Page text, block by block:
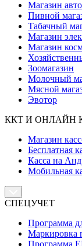
Магазин
Пивной
Табачный
Магазин
Магазин
Зоомагазин
Молочный
Мясной
Эвотор
ККТ И ОНЛАЙН
Магазин
Бесплатная
Касса на
Мобильная
СПЕЦУЧЕТ
Программа
Маркировка